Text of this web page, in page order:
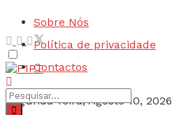
Sobre Nós
Política de privacidade
Contactos
Segunda-feira, Agosto 10, 2026